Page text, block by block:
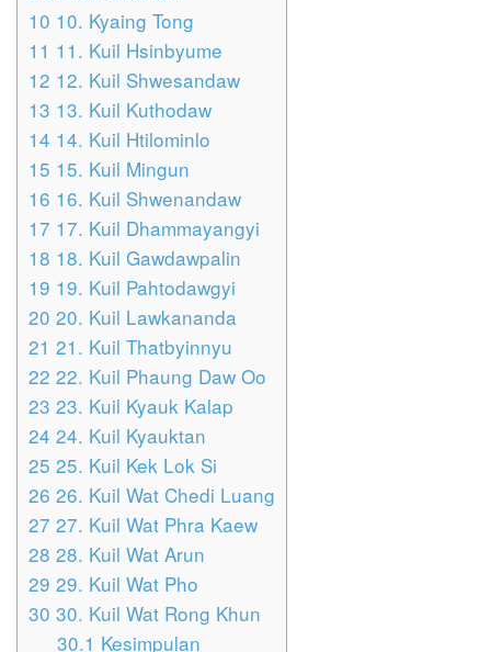
10 10. Kyaing Tong
11 11. Kuil Hsinbyume
12 12. Kuil Shwesandaw
13 13. Kuil Kuthodaw
14 14. Kuil Htilominlo
15 15. Kuil Mingun
16 16. Kuil Shwenandaw
17 17. Kuil Dhammayangyi
18 18. Kuil Gawdawpalin
19 19. Kuil Pahtodawgyi
20 20. Kuil Lawkananda
21 21. Kuil Thatbyinnyu
22 22. Kuil Phaung Daw Oo
23 23. Kuil Kyauk Kalap
24 24. Kuil Kyauktan
25 25. Kuil Kek Lok Si
26 26. Kuil Wat Chedi Luang
27 27. Kuil Wat Phra Kaew
28 28. Kuil Wat Arun
29 29. Kuil Wat Pho
30 30. Kuil Wat Rong Khun
30.1 Kesimpulan